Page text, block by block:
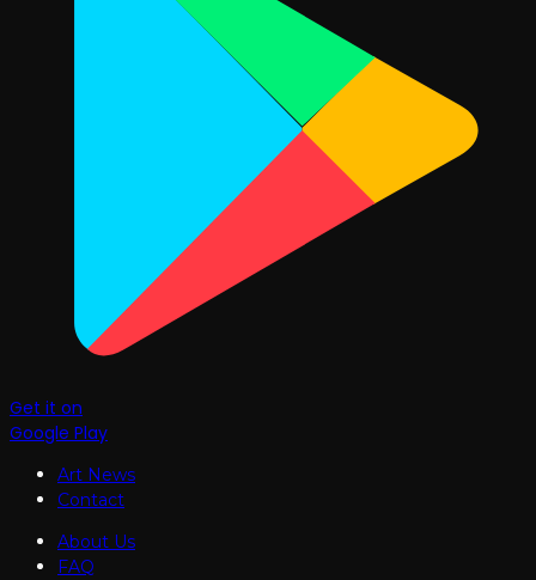
Get it on
Google Play
Art News
Contact
About Us
FAQ